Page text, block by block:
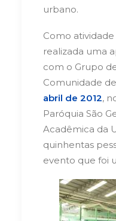
urbano.
Como atividade
realizada uma
com o Grupo
Comunidade
abril de 2012,
Paróquia São
Acadêmica da
quinhentas
evento que foi